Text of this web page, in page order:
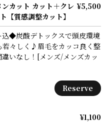
カット カット＋クレ
【質感調整カット】
¥5,500
込◆炭酸デトックスで頭皮環境
若々しく♪眉毛をカッコ良く整
いなし！[メンズ/メンズカッ
Reserve
¥1,100